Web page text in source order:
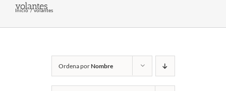
volantes
Inicio volantes
Ordena porNombre